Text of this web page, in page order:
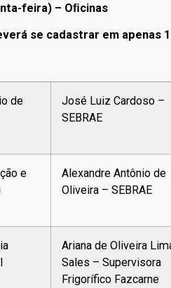
feira) – Oﬁcinas
se cadastrar em apenas 1
de
José Luiz Cardoso –
SEBRAE
e
Alexandre Antônio de
Oliveira – SEBRAE
Ariana de Oliveira
Sales – Supervisora
Frigorífico Fazcarne